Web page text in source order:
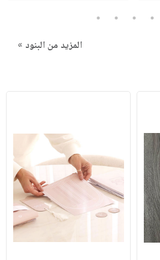
2
3
4
5
المزيد من البنود »